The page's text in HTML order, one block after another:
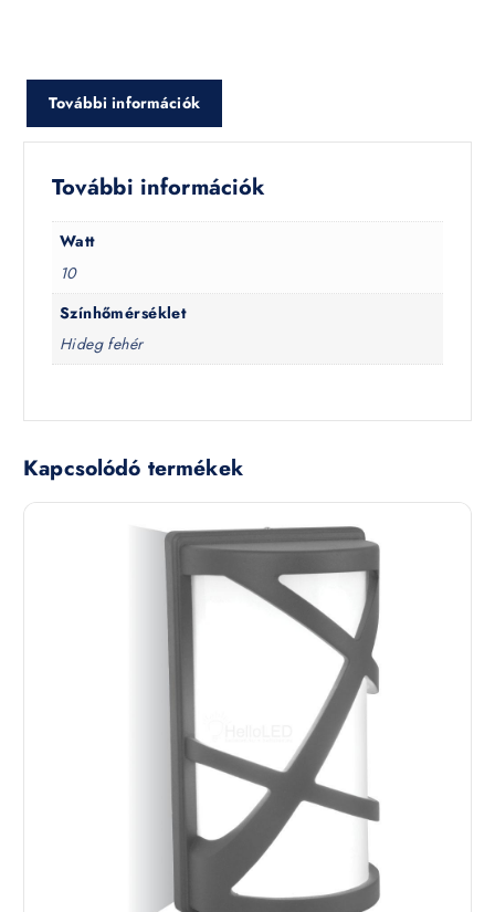
További információk
További információk
Watt
10
Színhőmérséklet
Hideg fehér
Kapcsolódó termékek